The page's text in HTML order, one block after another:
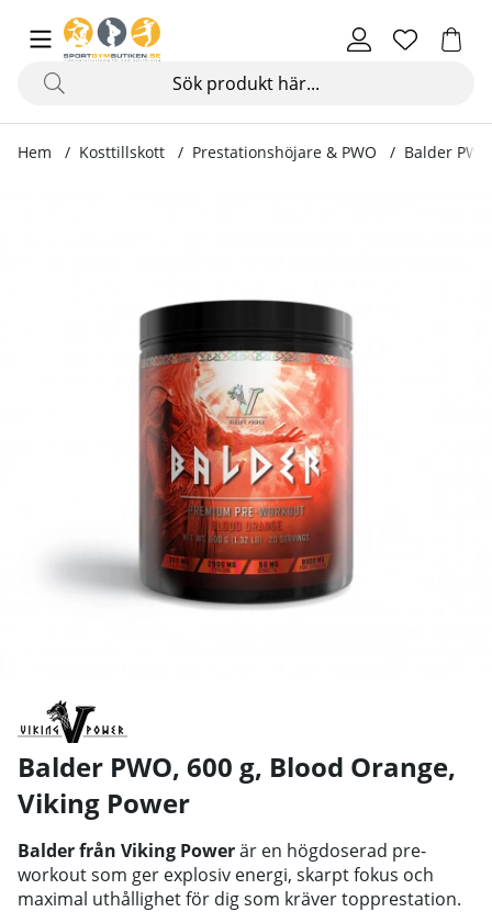
Hem Kosttillskott Prestationshöjare & PWO Balder
Balder PWO, 600 g, Blood Orange,
Viking Power
Balder från Viking Powerär en högdoserad pre-
workout som ger explosiv energi, skarpt fokus och
maximal uthållighet för dig som kräver topprestation.